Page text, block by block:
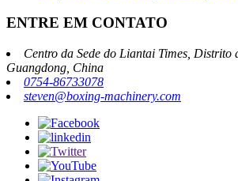
ENTRE EM CONTATO
Centro da Sede do Liantai Times, Distrito
Guangdong, China
0754-86733078
steven@boxing-machinery.com